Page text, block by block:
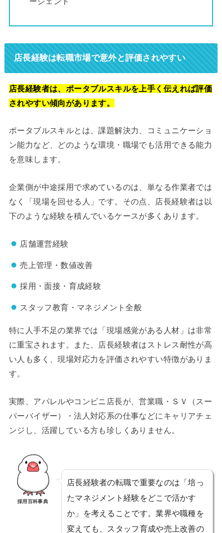
店長経験は転職市場で意外と評価されやすい
店長経験者は、ポータブルスキルを上手く伝えれば評価
されやすい傾向があります。
ポータブルスキルとは、課題解決力、コミュニケーショ
ン能力など、どのような環境・職場でも活用できる能力
を意味します。
企業側が中途採用で求めているのは、単なる作業者では
なく「現場を回せる人」です。その点、店長経験者は以
下のような経験を積んでいるケースが多くあります。
店舗運営経験
売上管理・数値改善
採用・面接・育成経験
スタッフ教育・マネジメント全般
特に人手不足の業界では「現場感覚がある人材」は非常
に重宝されます。また、店長経験者はストレス耐性が高
い人も多く、現場対応力を評価されやすい特徴がありま
す。
実際、アパレルやコンビニ店長が、営業職・ＳＶ（スー
パーバイザー）・法人対応系の仕事などにキャリアチェ
ンジし、活躍している方も珍しくありません。
採用百科事典
店長経験者の転職で重要なのは「培っ
たマネジメント経験をどこで活かす
か」を考えることです。業界や職種を
変えても、スタッフ育成や売上改善の